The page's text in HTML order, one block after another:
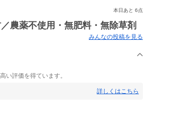
本日あと 6点
農薬不使用・無肥料・無除草剤
みんなの投稿を見る
い評価を得ています。
詳しくはこちら